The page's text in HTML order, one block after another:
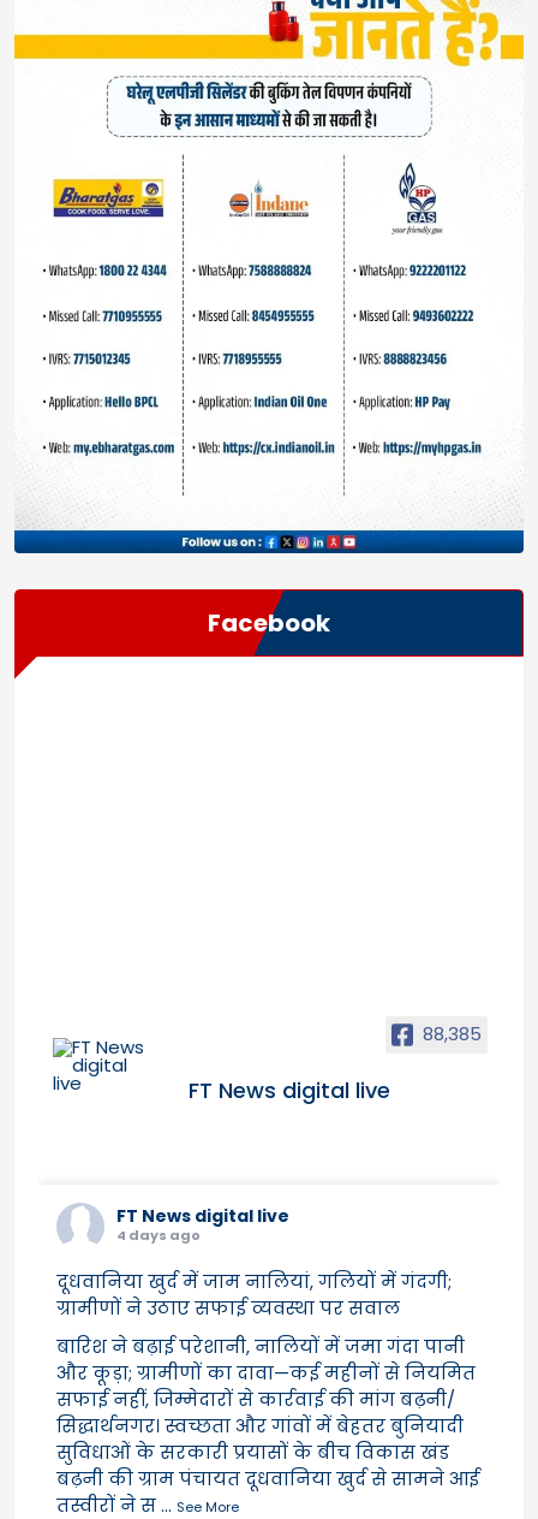
Facebook
88,385
FT News digital live
FT News digital live
4 days ago
दूधवानिया खुर्द में जाम नालियां, गलियों में गंदगी;
ग्रामीणों ने उठाए सफाई व्यवस्था पर सवाल
बारिश ने बढ़ाई परेशानी, नालियों में जमा गंदा पानी
और कूड़ा; ग्रामीणों का दावा—कई महीनों से नियमित
सफाई नहीं, जिम्मेदारों से कार्रवाई की मांग बढ़नी/
सिद्धार्थनगर। स्वच्छता और गांवों में बेहतर बुनियादी
सुविधाओं के सरकारी प्रयासों के बीच विकास खंड
बढ़नी की ग्राम पंचायत दूधवानिया खुर्द से सामने आई
तस्वीरों ने स... See More